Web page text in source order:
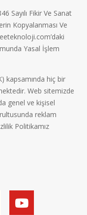
Sayılı Fikir Ve Sanat
Kopyalanması Ve
Yasal İşlem
kapsamında hiç bir
Web sitemizde
genel ve kişisel
reklam
Politikamız